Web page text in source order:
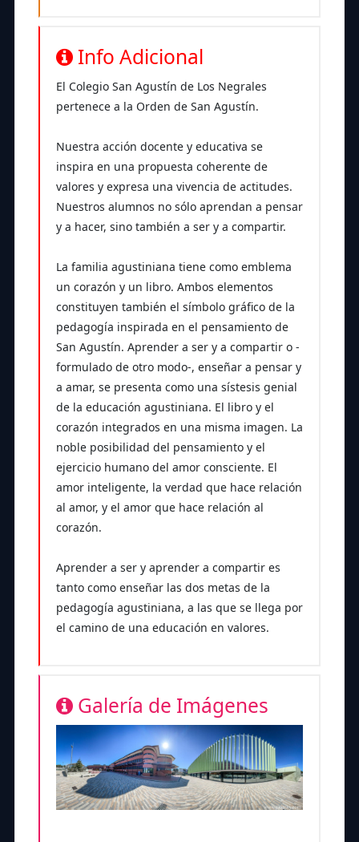
Info Adicional
El Colegio San Agustín de Los Negrales
pertenece a la Orden de San Agustín.
Nuestra acción docente y educativa se
inspira en una propuesta coherente de
valores y expresa una vivencia de actitudes.
Nuestros alumnos no sólo aprendan a pensar
y a hacer, sino también a ser y a compartir.
La familia agustiniana tiene como emblema
un corazón y un libro. Ambos elementos
constituyen también el símbolo gráfico de la
pedagogía inspirada en el pensamiento de
San Agustín. Aprender a ser y a compartir o -
formulado de otro modo-, enseñar a pensar y
a amar, se presenta como una sístesis genial
de la educación agustiniana. El libro y el
corazón integrados en una misma imagen. La
noble posibilidad del pensamiento y el
ejercicio humano del amor consciente. El
amor inteligente, la verdad que hace relación
al amor, y el amor que hace relación al
corazón.
Aprender a ser y aprender a compartir es
tanto como enseñar las dos metas de la
pedagogía agustiniana, a las que se llega por
el camino de una educación en valores.
Galería de Imágenes